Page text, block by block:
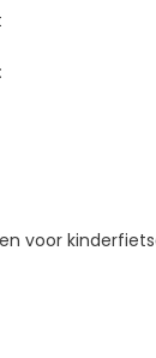
voor